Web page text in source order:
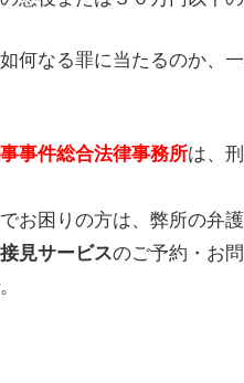
何なる罪に当たるのか、
事件総合法律事務所は、
お困りの方は、弊所の弁
見サービスのご予約・お